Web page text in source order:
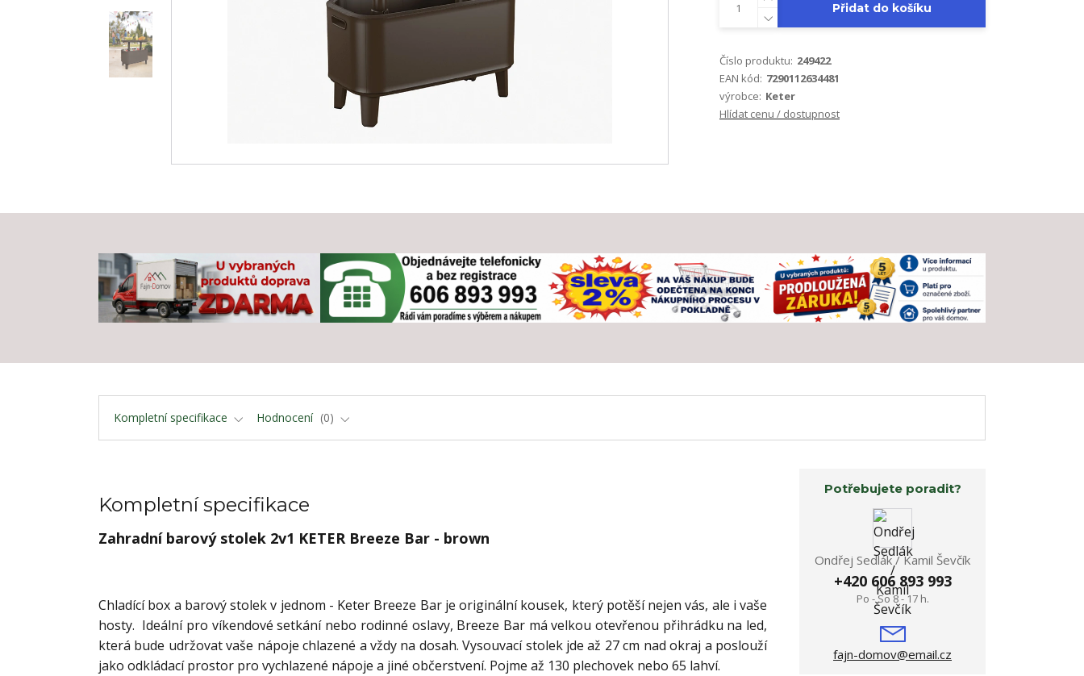
Přidat do košíku
Číslo produktu: 249422
EAN kód: 7290112634481
výrobce: Keter
Hlídat cenu / dostupnost
Kompletní specifikace Hodnocení 0
Kompletní specifikace
Zahradní barový stolek 2v1 KETER Breeze Bar - brown
Chladící box a barový stolek v jednom - Keter Breeze Bar je originální kousek, který potěší nejen vás, ale i vaše
hosty. Ideální pro víkendové setkání nebo rodinné oslavy, Breeze Bar má velkou otevřenou přihrádku na led,
která bude udržovat vaše nápoje chlazené a vždy na dosah. Vysouvací stolek jde až 27 cm nad okraj a poslouží
jako odkládací prostor pro vychlazené nápoje a jiné občerstvení. Pojme až 130 plechovek nebo 65 lahví.
Potřebujete poradit?
Ondřej Sedlák / Kamil Ševčík
+420 606 893 993
Po - So 8 - 17 h.
fajn-domov@email.cz